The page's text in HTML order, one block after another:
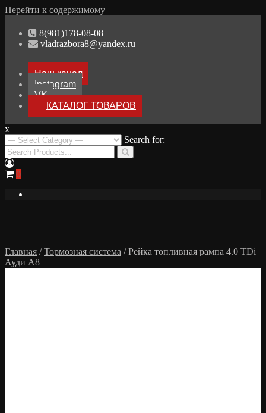
Перейти к содержимому
8(981)178-08-08
vladrazbora8@yandex.ru
Наш канал
Instagram
VK
КАТАЛОГ ТОВАРОВ
Разбор Ауди А8
Разборка Audi A8 D3
x
Search for:
0
Главная /Тормозная система / Рейка топливная рампа 4.0 TDi
Ауди А8